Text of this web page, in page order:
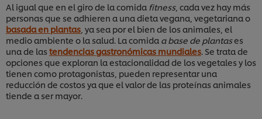
Al igual que en el giro de la comida fitness, cada vez hay más
personas que se adhieren a una dieta vegana, vegetariana o
basada en plantas , ya sea por el bien de los animales, el
medio ambiente o la salud. La comida a base de plantases
una de las tendencias gastronómicas mundiales . Se trata de
opciones que exploran la estacionalidad de los vegetales y los
tienen como protagonistas, pueden representar una
reducción de costos ya que el valor de las proteínas animales
tiende a ser mayor.